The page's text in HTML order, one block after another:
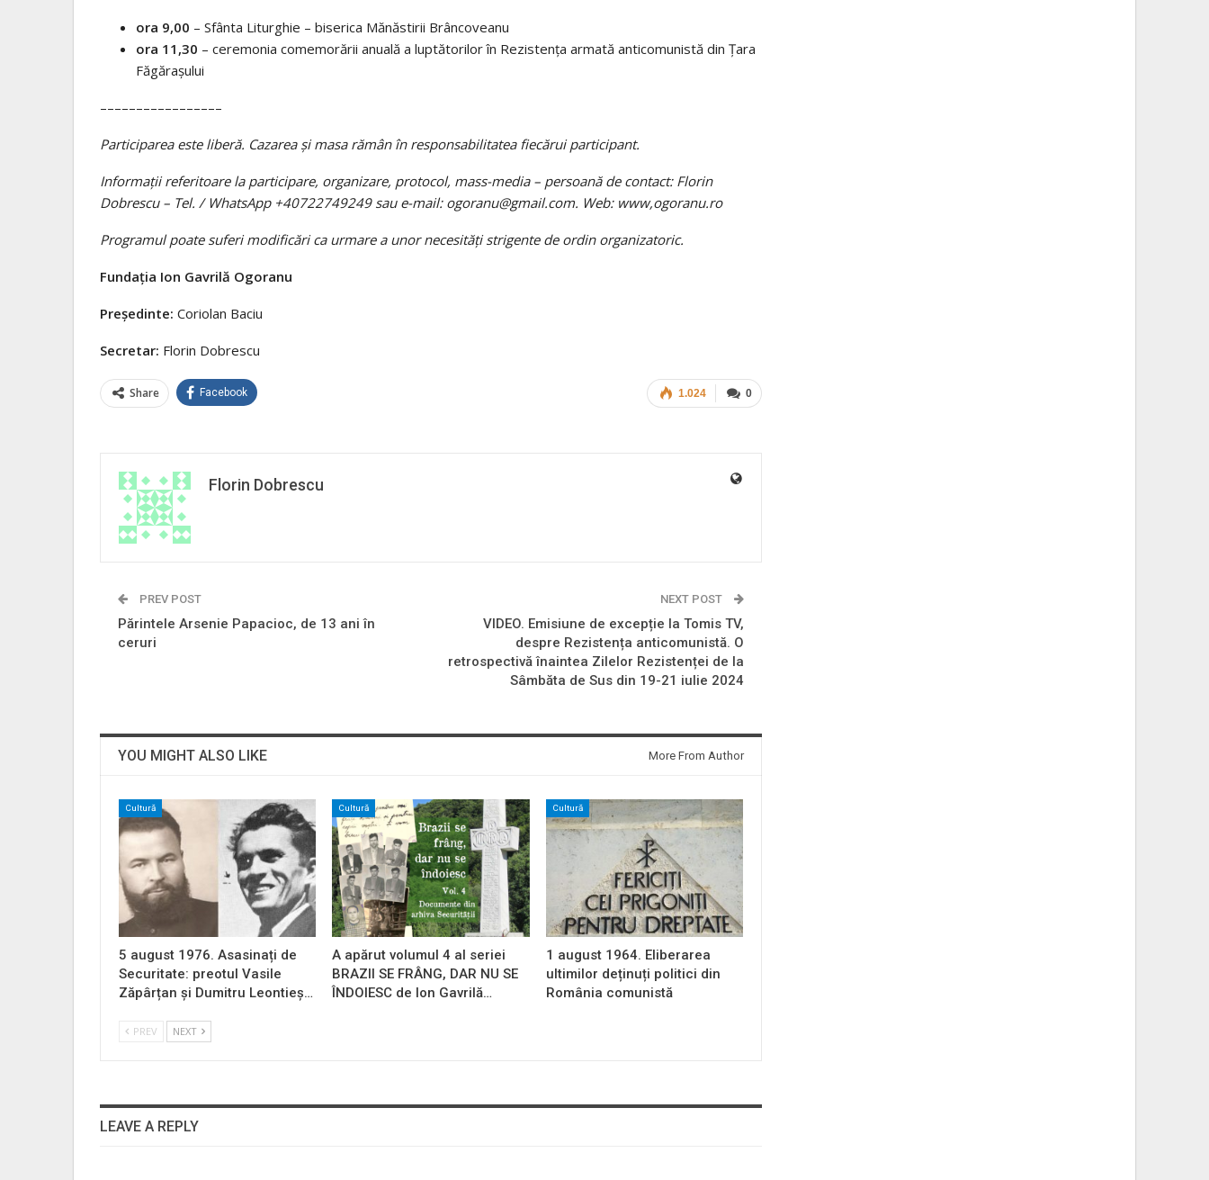
ora 9,00 – Sfânta Liturghie – biserica Mănăstirii Brâncoveanu
ora 11,30 – ceremonia comemorării anuală a luptătorilor în Rezistența armată anticomunistă din Țara
Făgărașului
–––––––––––––––––
Participarea este liberă. Cazarea și masa rămân în responsabilitatea fiecărui participant.
Informații referitoare la participare, organizare, protocol, mass-media – persoană de contact: Florin
Dobrescu – Tel. / WhatsApp +40722749249 sau e-mail: ogoranu@gmail.com. Web: www,ogoranu.ro
Programul poate suferi modificări ca urmare a unor necesități strigente de ordin organizatoric.
Fundația Ion Gavrilă Ogoranu
Președinte: Coriolan Baciu
Secretar: Florin Dobrescu
0
1.024
Share Facebook
Florin Dobrescu
PREV POST
Părintele Arsenie Papacioc, de 13 ani în
ceruri
NEXT POST
VIDEO. Emisiune de excepție la Tomis TV,
despre Rezistența anticomunistă. O
retrospectivă înaintea Zilelor Rezistenței de la
Sâmbăta de Sus din 19-21 iulie 2024
YOU MIGHT ALSO LIKE More From Author
Cultură
5 august 1976. Asasinați de
Securitate: preotul Vasile
Zăpârțan și Dumitru Leontieș…
Cultură
A apărut volumul 4 al seriei
BRAZII SE FRÂNG, DAR NU SE
ÎNDOIESC de Ion Gavrilă…
Cultură
1 august 1964. Eliberarea
ultimilor deținuți politici din
România comunistă
PREV NEXT
LEAVE A REPLY